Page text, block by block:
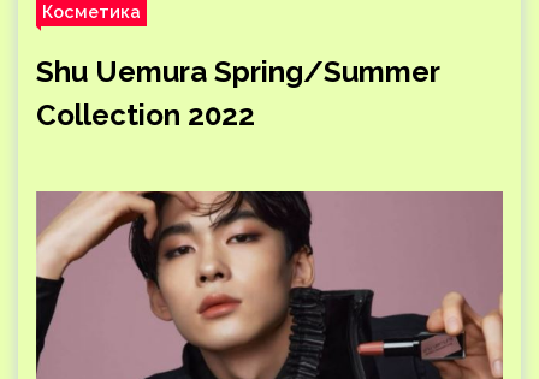
Косметика
Shu Uemura Spring/Summer
Collection 2022